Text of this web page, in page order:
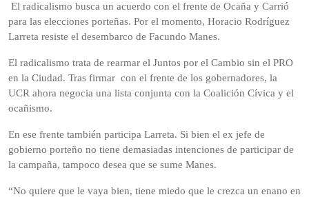
El radicalismo busca un acuerdo con el frente de Ocaña y Carrió
para las elecciones porteñas. Por el momento, Horacio Rodríguez
Larreta resiste el desembarco de Facundo Manes.
El radicalismo trata de rearmar el Juntos por el Cambio sin el PRO
en la Ciudad. Tras firmar con el frente de los gobernadores, la
UCR ahora negocia una lista conjunta con la Coalición Cívica y el
ocañismo.
En ese frente también participa Larreta. Si bien el ex jefe de
gobierno porteño no tiene demasiadas intenciones de participar de
la campaña, tampoco desea que se sume Manes.
“No quiere que le vaya bien, tiene miedo que le crezca un enano en